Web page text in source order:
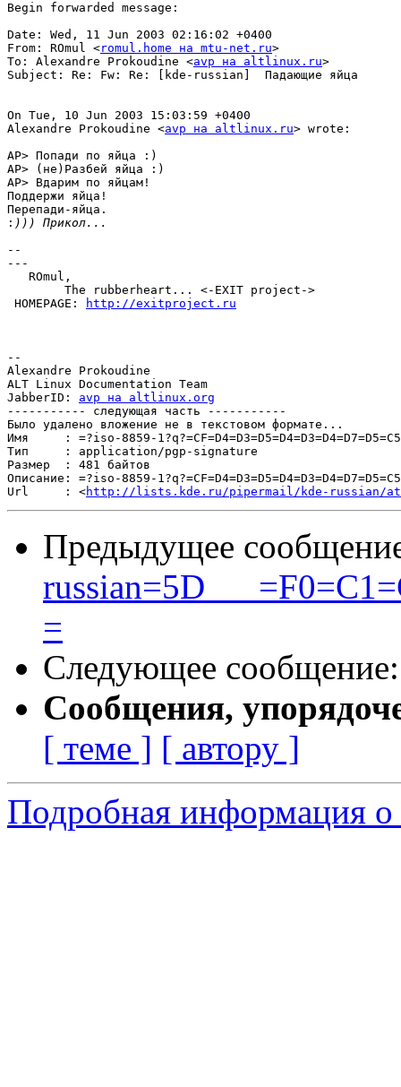
Begin forwarded message:
Date: Wed, 11 Jun 2003 02:16:02 +0400
From: ROmul <romul.home на mtu-net.ru>
To: Alexandre Prokoudine <avp на altlinux.ru>
Subject: Re: Fw: Re: [kde-russian]  Падающие яйца
On Tue, 10 Jun 2003 15:03:59 +0400
Alexandre Prokoudine <avp на altlinux.ru> wrote:
AP> Попади по яйца :)
AP> (не)Разбей яйца :)
AP> Вдарим по яйцам!
Поддержи яйца!
Перепади-яйца.
:
--
---
   ROmul,
HOMEPAGE:
http://exitproject.ru
--
Alexandre Prokoudine
ALT Linux Documentation Team
JabberID: avp на altlinux.org
----------- следующая часть -----------
Было удалено вложение не в текстовом формате...
Имя     : =?iso-8859-
Тип     : application/pgp-signature
Размер  : 481 байтов
Описание: =?iso-8859-
Url     : <http://lists.kde.ru/pipermail/kde-russian/
Предыдущее
=
Следующее
Сообщения,
[ теме ] [ автору ]
Подробная информация о